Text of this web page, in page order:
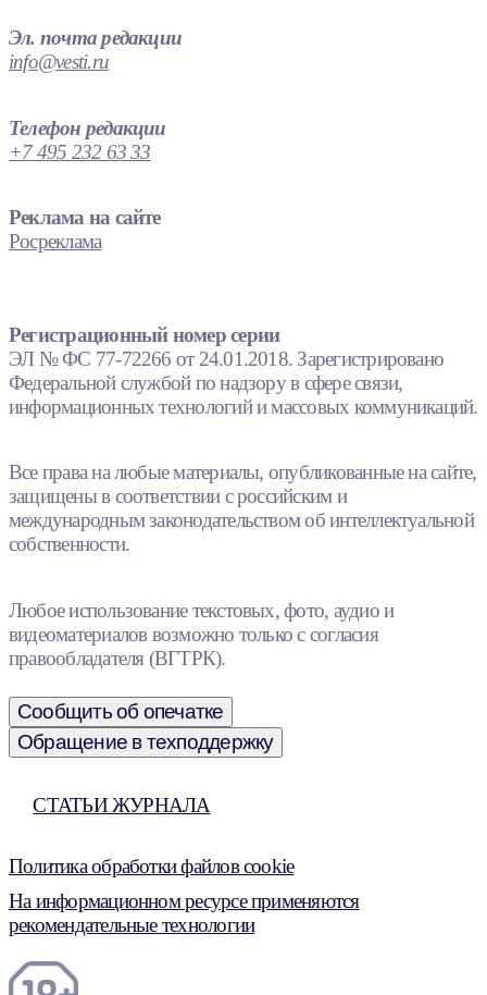
Эл. почта редакции
info@vesti.ru
Телефон редакции
+7 495 232 63 33
Реклама на сайте
Росреклама
Регистрационный номер серии
ЭЛ № ФС 77-72266 от 24.01.2018. Зарегистрировано
Федеральной службой по надзору в сфере связи,
информационных технологий и массовых коммуникаций.
Все права на любые материалы, опубликованные на сайте,
защищены в соответствии с российским и
международным законодательством об интеллектуальной
собственности.
Любое использование текстовых, фото, аудио и
видеоматериалов возможно только с согласия
правообладателя (ВГТРК).
Сообщить об опечатке
Обращение в техподдержку
СТАТЬИ ЖУРНАЛА
Политика обработки файлов cookie
На информационном ресурсе применяются
рекомендательные технологии